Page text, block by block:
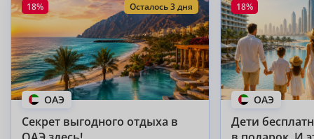
18% Осталось 3 дня
ОАЭ
Секрет выгодного отдыха в
18%
ОАЭ
Дети